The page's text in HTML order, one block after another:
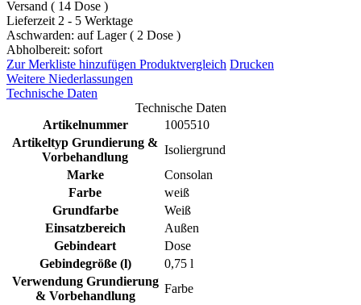
Versand ( 14 Dose )
Lieferzeit 2 - 5 Werktage
Aschwarden: auf Lager ( 2 Dose )
Abholbereit: sofort
Zur Merkliste hinzufügen Produktvergleich Drucken
Weitere Niederlassungen
Technische Daten
Technische Daten
Artikelnummer
1005510
Artikeltyp Grundierung &
Vorbehandlung
Isoliergrund
Marke
Consolan
Farbe
weiß
Grundfarbe
Weiß
Einsatzbereich
Außen
Gebindeart
Dose
Gebindegröße (l)
0,75 l
Verwendung Grundierung
& Vorbehandlung
Farbe